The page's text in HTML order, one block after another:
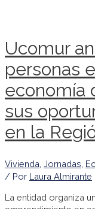
Ucomur
personas
economía
sus
en la
Vivienda Jornadas
/ Por Laura Almirante
La entidad organiza